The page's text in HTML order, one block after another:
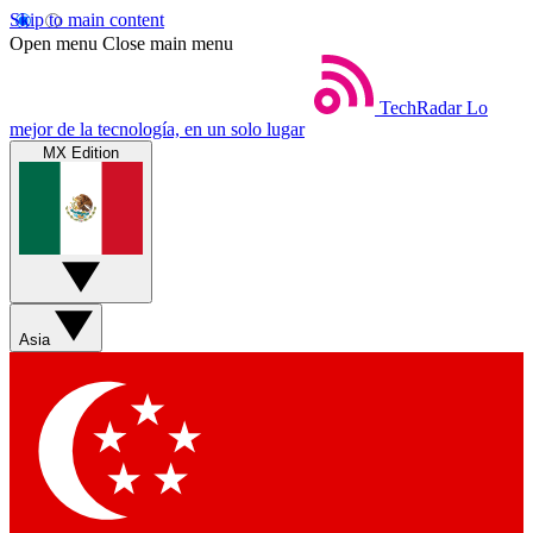
Skip to main content
Open menu Close main menu
TechRadar Lo
mejor de la tecnología, en un solo lugar
MX Edition
Asia